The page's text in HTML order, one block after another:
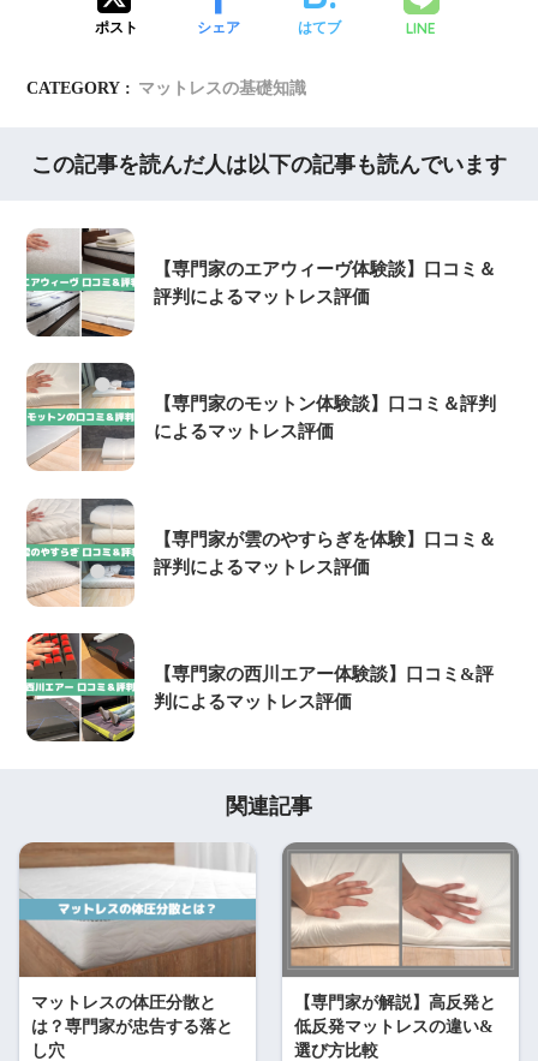
ポスト シェア はてブ LINE
CATEGORY : マットレスの基礎知識
この記事を読んだ人は以下の記事も読んでいます
【専門家のエアウィーヴ体験談】口コミ＆
評判によるマットレス評価
【専門家のモットン体験談】口コミ＆評判
によるマットレス評価
【専門家が雲のやすらぎを体験】口コミ＆
評判によるマットレス評価
【専門家の西川エアー体験談】口コミ&評
判によるマットレス評価
関連記事
マットレスの体圧分散と
は？専門家が忠告する落と
し穴
【専門家が解説】高反発と
低反発マットレスの違い&
選び方比較